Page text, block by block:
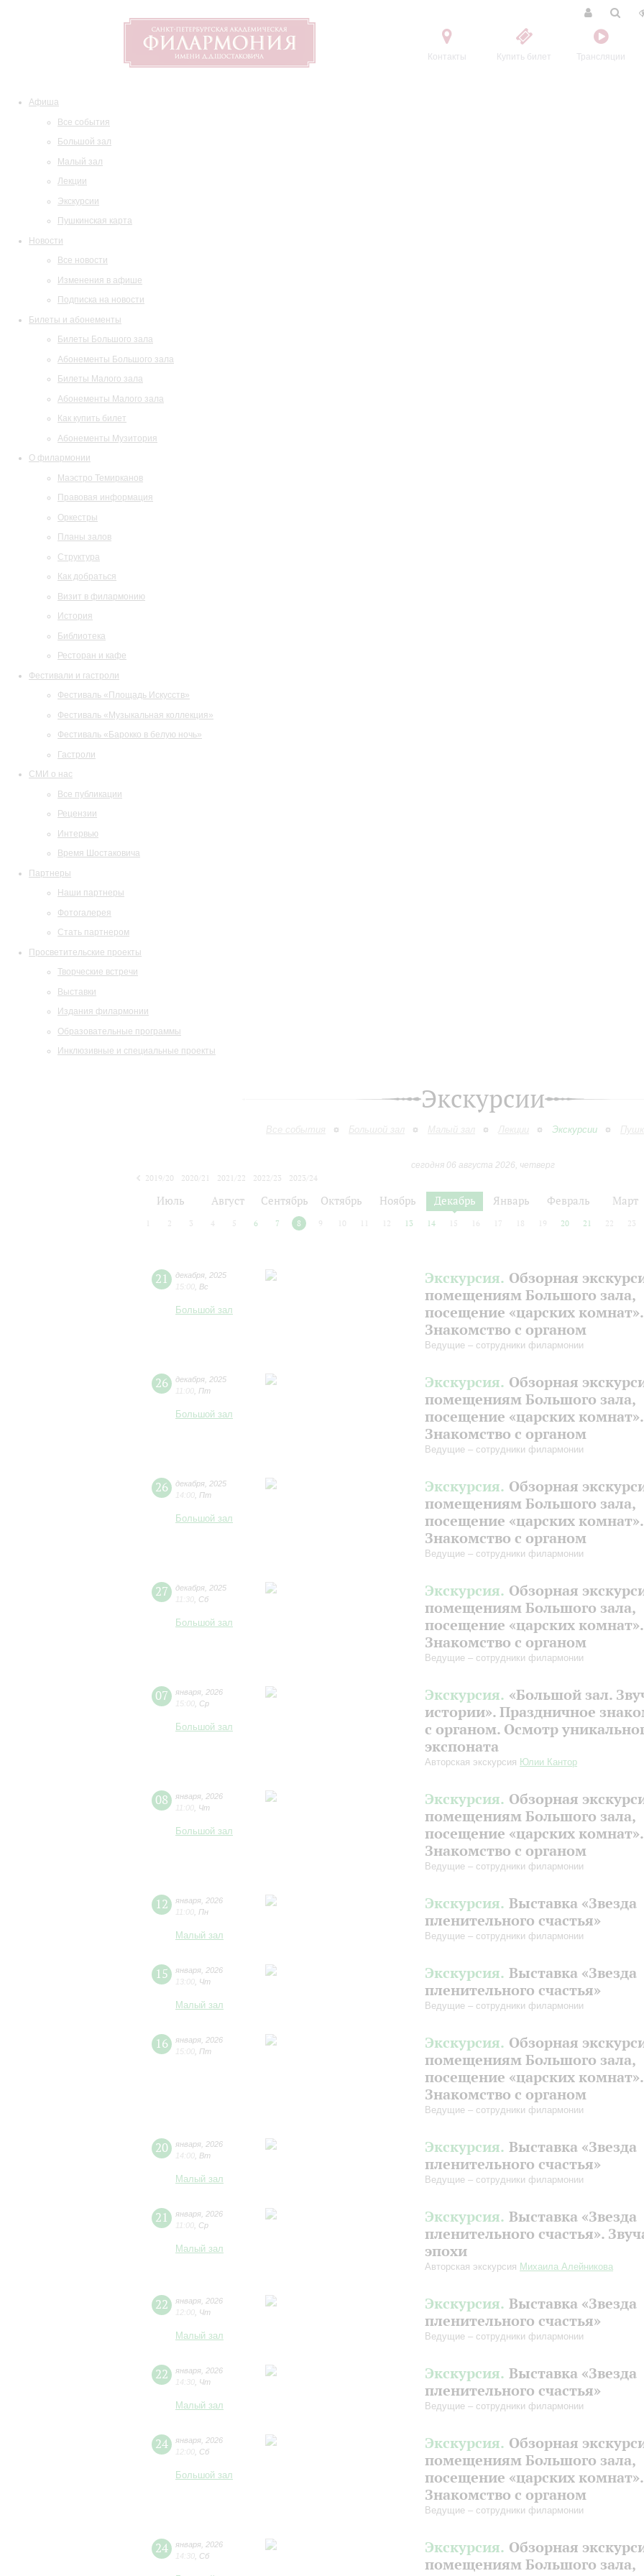
Контакты Купить билет Трансляции
Афиша
Все события
Большой зал
Малый зал
Лекции
Экскурсии
Пушкинская карта
Новости
Все новости
Изменения в афише
Подписка на новости
Билеты и абонементы
Билеты Большого зала
Абонементы Большого зала
Билеты Малого зала
Абонементы Малого зала
Как купить билет
Абонементы Музитория
О филармонии
Маэстро Темирканов
Правовая информация
Оркестры
Планы залов
Структура
Как добраться
Визит в филармонию
История
Библиотека
Ресторан и кафе
Фестивали и гастроли
Фестиваль «Площадь Искусств»
Фестиваль «Музыкальная коллекция»
Фестиваль «Барокко в белую ночь»
Гастроли
СМИ о нас
Все публикации
Рецензии
Интервью
Время Шостаковича
Партнеры
Наши партнеры
Фотогалерея
Стать партнером
Просветительские проекты
Творческие встречи
Выставки
Издания филармонии
Образовательные программы
Инклюзивные и специальные проекты
Экскурсии
Все события Большой зал Малый зал Лекции Экскурсии
сегодня 06 августа 2026, четверг
2019/20
2020/21 2021/22 2022/23
2023/24
Июль Август Сентябрь Октябрь Ноябрь Декабрь Январь Февраль Март
2 3 4 5 6 7 8 9 10 12 13 14 15 16 17 18 19 20 21 22 23
21 декабря 2025
15:00 Вс
Большой зал
Экскурсия. Обзорная
помещениям Большого зала,
посещение «царских комнат».
Знакомство с органом
Ведущие – сотрудники филармонии
26 декабря 2025
11:00 Пт
Большой зал
Экскурсия. Обзорная
помещениям Большого зала,
посещение «царских комнат».
Знакомство с органом
Ведущие – сотрудники филармонии
26 декабря 2025
14:00 Пт
Большой зал
Экскурсия. Обзорная
помещениям Большого зала,
посещение «царских комнат».
Знакомство с органом
Ведущие – сотрудники филармонии
27 декабря 2025
11:30 Сб
Большой зал
Экскурсия. Обзорная
помещениям Большого зала,
посещение «царских комнат».
Знакомство с органом
Ведущие – сотрудники филармонии
07 января 2026
15:00 Ср
Большой зал
Экскурсия. «Большой зал.
истории». Праздничное
с органом. Осмотр
экспоната
Авторская экскурсия Юлии Кантор
08 января 2026
11:00 Чт
Большой зал
Экскурсия. Обзорная
помещениям Большого зала,
посещение «царских комнат».
Знакомство с органом
Ведущие – сотрудники филармонии
12 января 2026
11:00 Пн
Малый зал
Экскурсия. Выставка «Звезда
пленительного счастья»
Ведущие – сотрудники филармонии
15 января 2026
13:00 Чт
Малый зал
Экскурсия. Выставка «Звезда
пленительного счастья»
Ведущие – сотрудники филармонии
16 января 2026
15:00 Пт Экскурсия. Обзорная
помещениям Большого зала,
посещение «царских комнат».
Знакомство с органом
Ведущие – сотрудники филармонии
20 января 2026
14:00 Вт
Малый зал
Экскурсия. Выставка «Звезда
пленительного счастья»
Ведущие – сотрудники филармонии
21 января 2026
11:00 Ср
Малый зал
Экскурсия. Выставка «Звезда
пленительного счастья».
эпохи
Авторская экскурсия Михаила Алейникова
22 января 2026
12:00 Чт
Малый зал
Экскурсия. Выставка «Звезда
пленительного счастья»
Ведущие – сотрудники филармонии
22 января 2026
14:30 Чт
Малый зал
Экскурсия. Выставка «Звезда
пленительного счастья»
Ведущие – сотрудники филармонии
24 января 2026
12:00 Сб
Большой зал
Экскурсия. Обзорная
помещениям Большого зала,
посещение «царских комнат».
Знакомство с органом
Ведущие – сотрудники филармонии
24 января 2026
14:30 Сб Экскурсия. Обзорная
помещениям Большого зала,